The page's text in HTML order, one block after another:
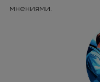
мнениями.